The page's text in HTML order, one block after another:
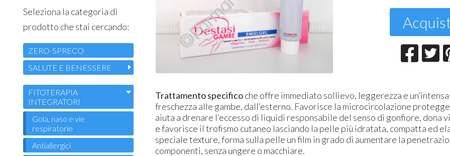
Trattamento specificoche offre immediato sollievo, leggerezza e
freschezza alle gambe, dall’esterno. Favorisce la microcircolazione
aiuta a drenare l’eccesso di liquidi responsabile del senso di gonfiore, dona
e favorisce il trofismo cutaneo lasciando la pelle più idratata, compatta ed
speciale texture, forma sulla pelle un film in grado di aumentare la
componenti, senza ungere o macchiare.
Seleziona la categoria di
prodotto che stai cercando:
ZERO-SPRECO
SALUTE E BENESSERE
FITOTERAPIA
INTEGRATORI
Gola, naso e vie
respiratorie
Antiallergici